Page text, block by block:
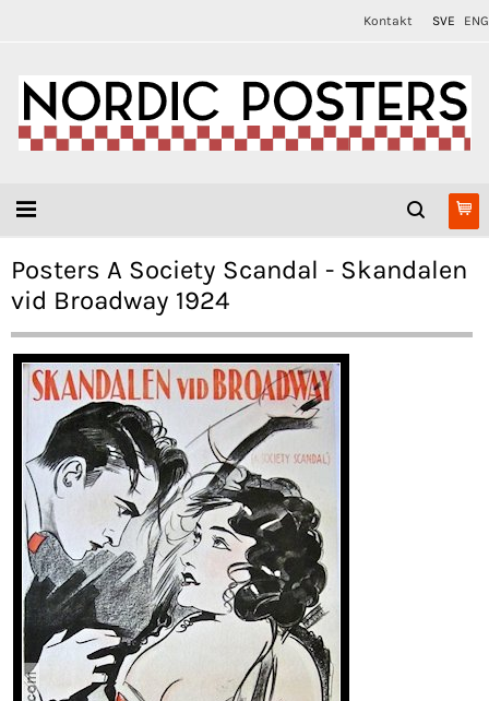
Kontakt SVE ENG
Posters A Society Scandal - Skandalen
vid Broadway 1924